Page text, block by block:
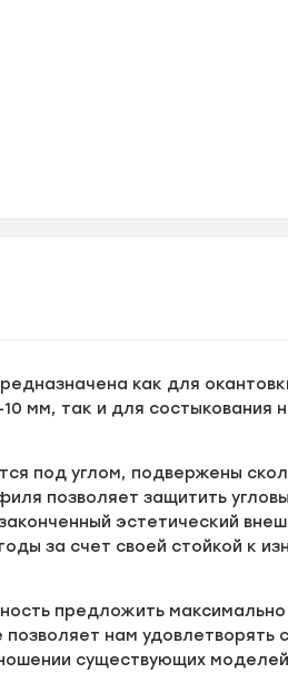
как для
мм, так и для состыкования
под углом, подвержены
позволяет защитить
эстетический
за счет своей стойкой к
предложить максимально
нам удовлетворять
существующих